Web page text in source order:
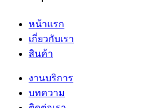
หน้าแรก
เกี่ยวกับเรา
สินค้า
งานบริการ
บทความ